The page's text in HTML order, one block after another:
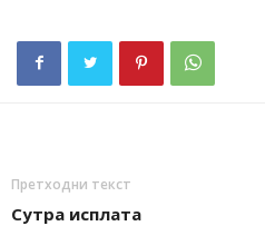
Претходни текст
Сутра исплата